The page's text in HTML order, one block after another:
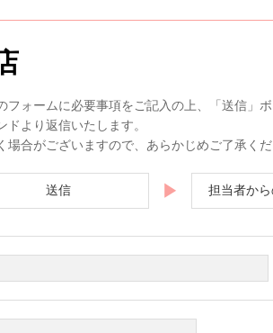
ォームに必要事項をご記入の上、「送信」
より返信いたします。
合がございますので、あらかじめご了承くだ
送信 ▶ 担当者か